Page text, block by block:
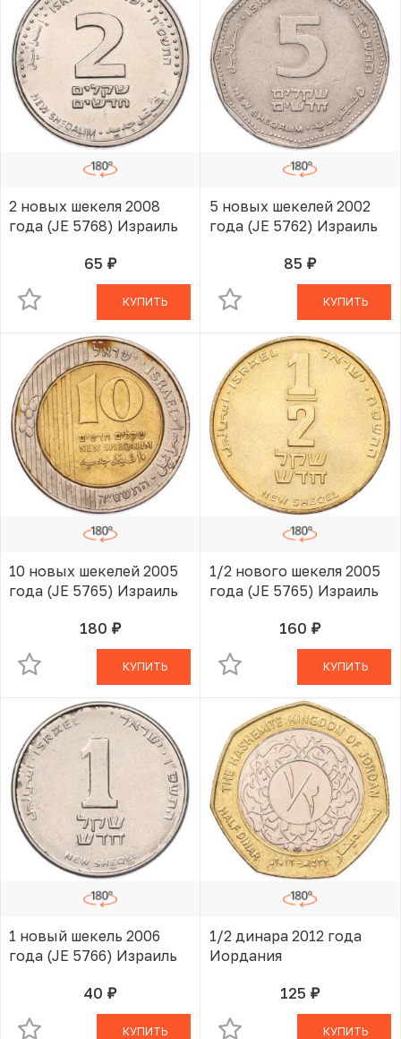
2 новых шекеля 2008
года (JE 5768) Израиль
65 руб.В КОРЗИНЕ
КУПИТЬ
5 новых шекелей 2002
года (JE 5762) Израиль
85 руб.В КОРЗИНЕ
КУПИТЬ
10 новых шекелей 2005
года (JE 5765) Израиль
180 руб.В КОРЗИНЕ
КУПИТЬ
1/2 нового шекеля 2005
года (JE 5765) Израиль
160 руб.В КОРЗИНЕ
КУПИТЬ
1 новый шекель 2006
года (JE 5766) Израиль
40 руб.В КОРЗИНЕ
КУПИТЬ
1/2 динара 2012 года
Иордания
125 руб.В КОРЗИНЕ
КУПИТЬ